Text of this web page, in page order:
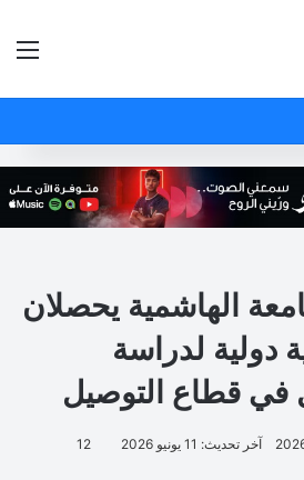
الهاشمية يحصلان
دولية لدراسة
في قطاع التوصيل
آخر تحديث: 11 يونيو 2026 12